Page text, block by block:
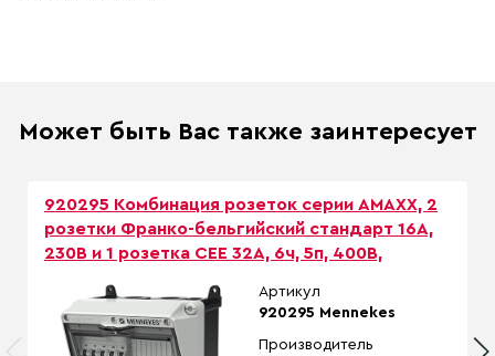
Может быть Вас также заинтересует
920295 Комбинация розеток серии AMAXX, 2
розетки Франко-бельгийский стандарт 16А,
230В и 1 розетка СЕЕ 32А, 6ч, 5п, 400В,
Артикул
920295 Mennekes
Производитель